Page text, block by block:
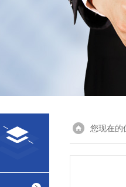
您现在的